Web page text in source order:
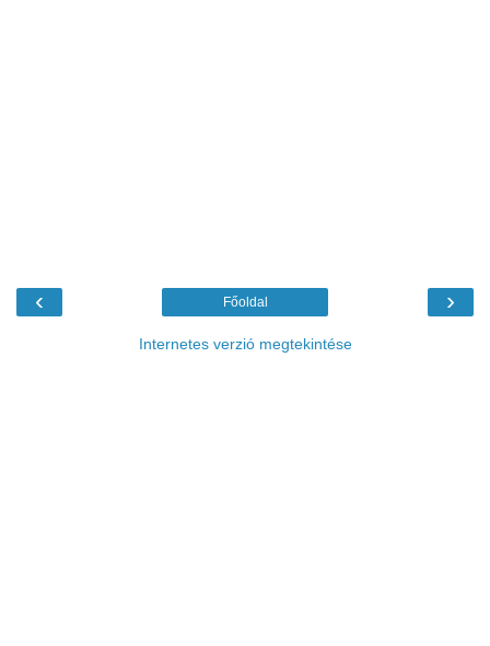
‹ ›
Főoldal
Internetes verzió megtekintése